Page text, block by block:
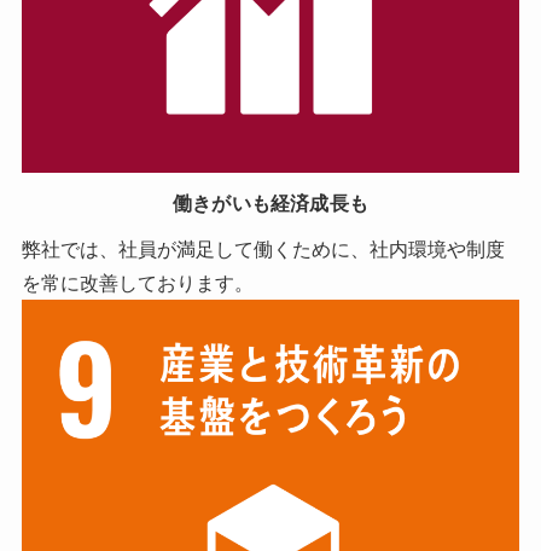
働きがいも経済成長も
弊社では、社員が満足して働くために、社内環境や制度
を常に改善しております。